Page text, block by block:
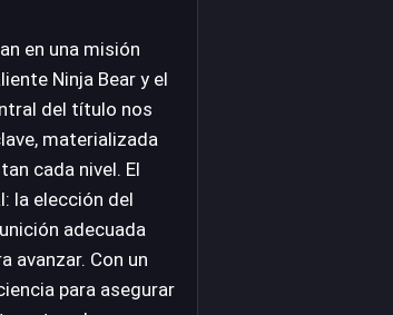
en una misión
Ninja Bear y el
del título nos
materializada
cada nivel. El
la elección del
adecuada
avanzar. Con un
para asegurar